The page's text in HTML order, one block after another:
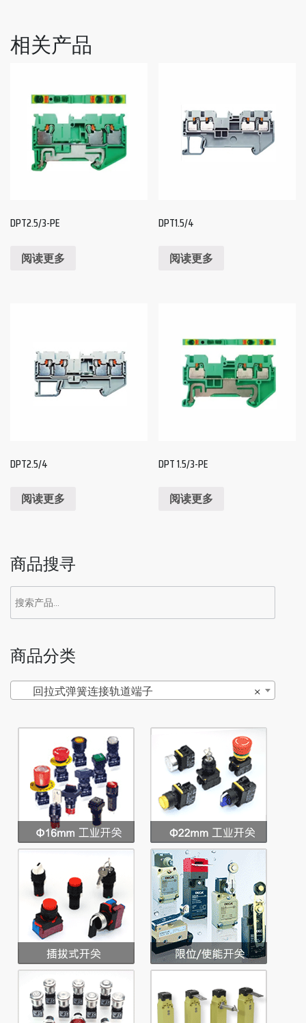
相关产品
DPT2.5/3-PE
阅读更多
DPT1.5/4
阅读更多
DPT2.5/4
阅读更多
DPT 1.5/3-PE
阅读更多
商品搜寻
商品分类
×
回拉式弹簧连接轨道端子